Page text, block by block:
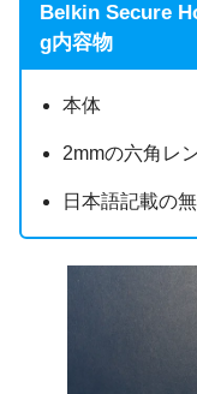
Belkin Secure
g内容物
本体
2mmの六角レ
日本語記載の